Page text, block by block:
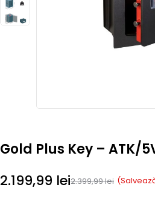
Gold Plus Key – ATK/
2.399,99lei
2.199,99 lei